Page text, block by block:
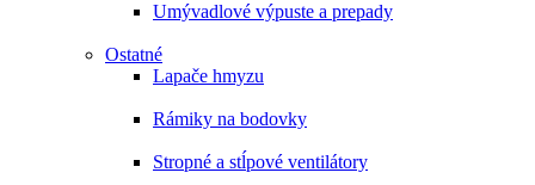
Umývadlové výpuste a prepady
Ostatné
Lapače hmyzu
Rámiky na bodovky
Stropné a stĺpové ventilátory